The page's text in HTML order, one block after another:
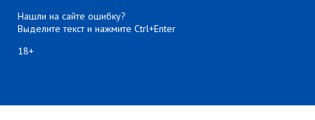
Нашли на сайте ошибку?
Выделите текст и нажмите Ctrl+Enter
18+